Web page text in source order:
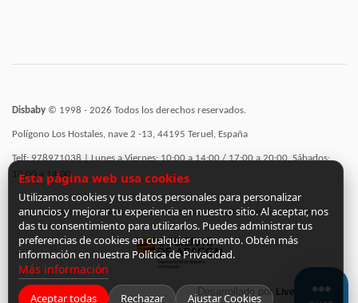
Disbaby © 1998 - 2026 Todos los derechos reservados.
Polígono Los Hostales, nave 2 -13, 44195 Teruel, España
Telf: 978971038 | Lunes a Viernes: 10:00 a 14:00 / 17:00 a 20:00, Sábados:
10:00 a 14:00
Incorporación de funcionalidades semánticas a la web subvencionadas por:
Desarrollado por LiveCommerce
Esta página web usa cookies
Utilizamos cookies y tus datos personales para personalizar
anuncios y mejorar tu experiencia en nuestro sitio. Al aceptar, nos
das tu consentimiento para utilizarlos. Puedes administrar tus
preferencias de cookies en cualquier momento. Obtén más
información en nuestra Política de Privacidad.
Más información
Aceptar todas Rechazar Ajustar Cookies